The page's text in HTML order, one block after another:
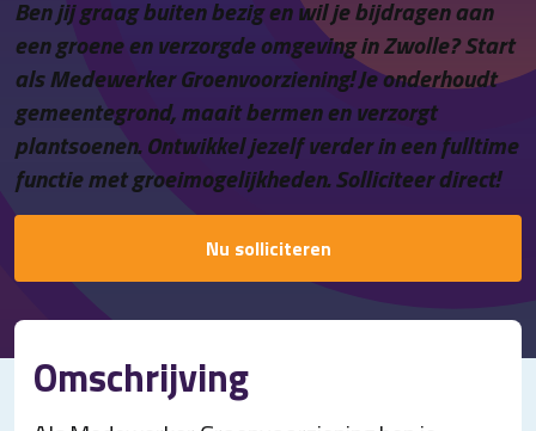
Contact
Ben jij graag buiten bezig en wil je bijdragen aan
een groene en verzorgde omgeving in Zwolle? Start
als Medewerker Groenvoorziening! Je onderhoudt
gemeentegrond, maait bermen en verzorgt
plantsoenen. Ontwikkel jezelf verder in een fulltime
functie met groeimogelijkheden. Solliciteer direct!
Nu solliciteren
Omschrijving